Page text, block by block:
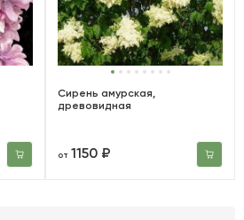
Сирень амурская,
древовидная
от 1150 ₽